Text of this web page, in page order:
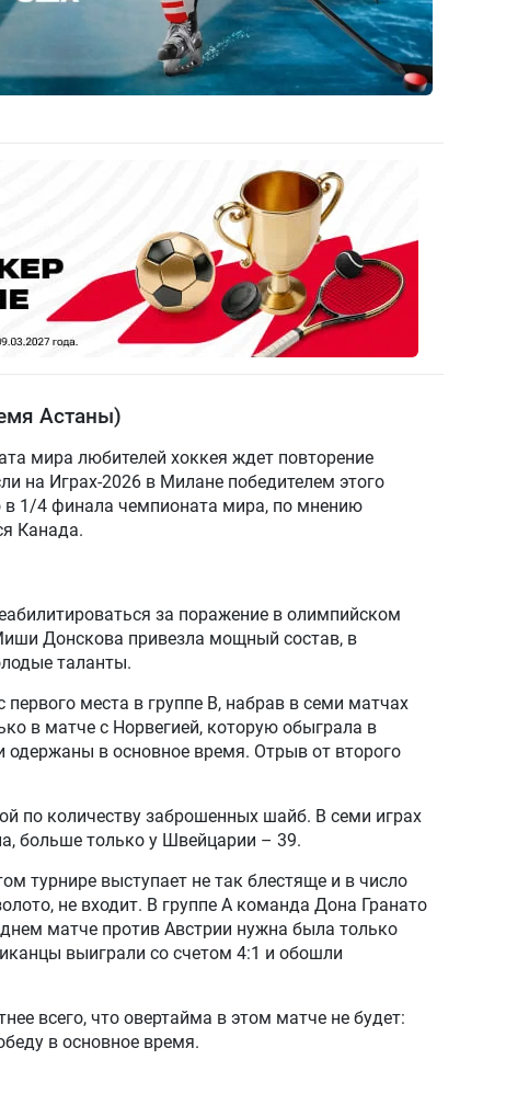
Астаны)
мира любителей хоккея ждет повторение
на Играх-2026 в Милане победителем этого
в 1/4 финала чемпионата мира, по мнению
Канада.
за поражение в олимпийском
Донскова привезла мощный состав, в
таланты.
места в группе В, набрав в семи матчах
в матче с Норвегией, которую обыграла в
в основное время. Отрыв от второго
по количеству заброшенных шайб. В семи играх
больше только у Швейцарии – 39.
турнире выступает не так блестяще и в число
не входит. В группе А команда Дона Гранато
матче против Австрии нужна была только
выиграли со счетом 4:1 и обошли
всего, что овертайма в этом матче не будет:
в основное время.